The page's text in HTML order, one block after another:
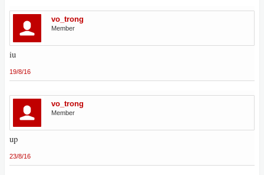
vo_trong
Member
iu
19/8/16
vo_trong
Member
up
23/8/16